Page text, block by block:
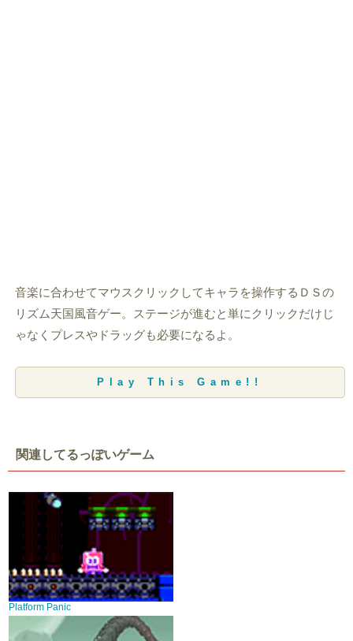
音楽に合わせてマウスクリックしてキャラを操作するＤＳの
リズム天国風音ゲー。ステージが進むと単にクリックだけじ
ゃなくプレスやドラッグも必要になるよ。
Play This Game!!
関連してるっぽいゲーム
Platform Panic